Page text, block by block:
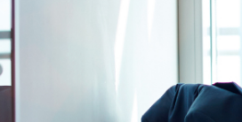
a
l